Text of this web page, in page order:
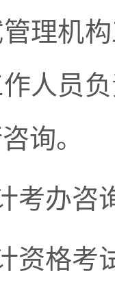
理机
人员
询。
考办咨
资格考